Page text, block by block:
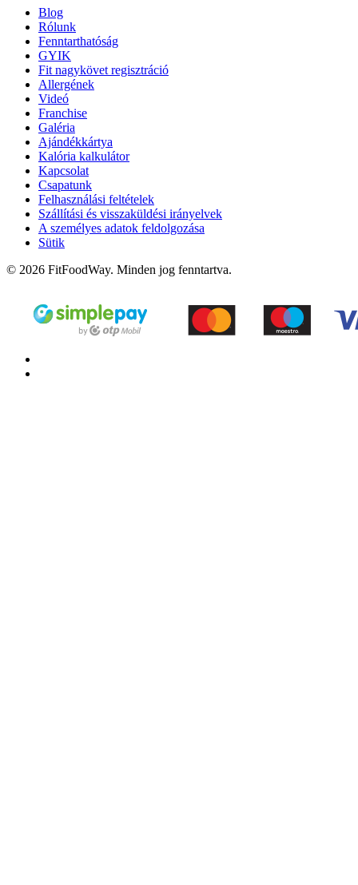
Blog
Rólunk
Fenntarthatóság
GYIK
Fit nagykövet regisztráció
Allergének
Videó
Franchise
Galéria
Ajándékkártya
Kalória kalkulátor
Kapcsolat
Csapatunk
Felhasználási feltételek
Szállítási és visszaküldési irányelvek
A személyes adatok feldolgozása
Sütik
© 2026 FitFoodWay. Minden jog fenntartva.